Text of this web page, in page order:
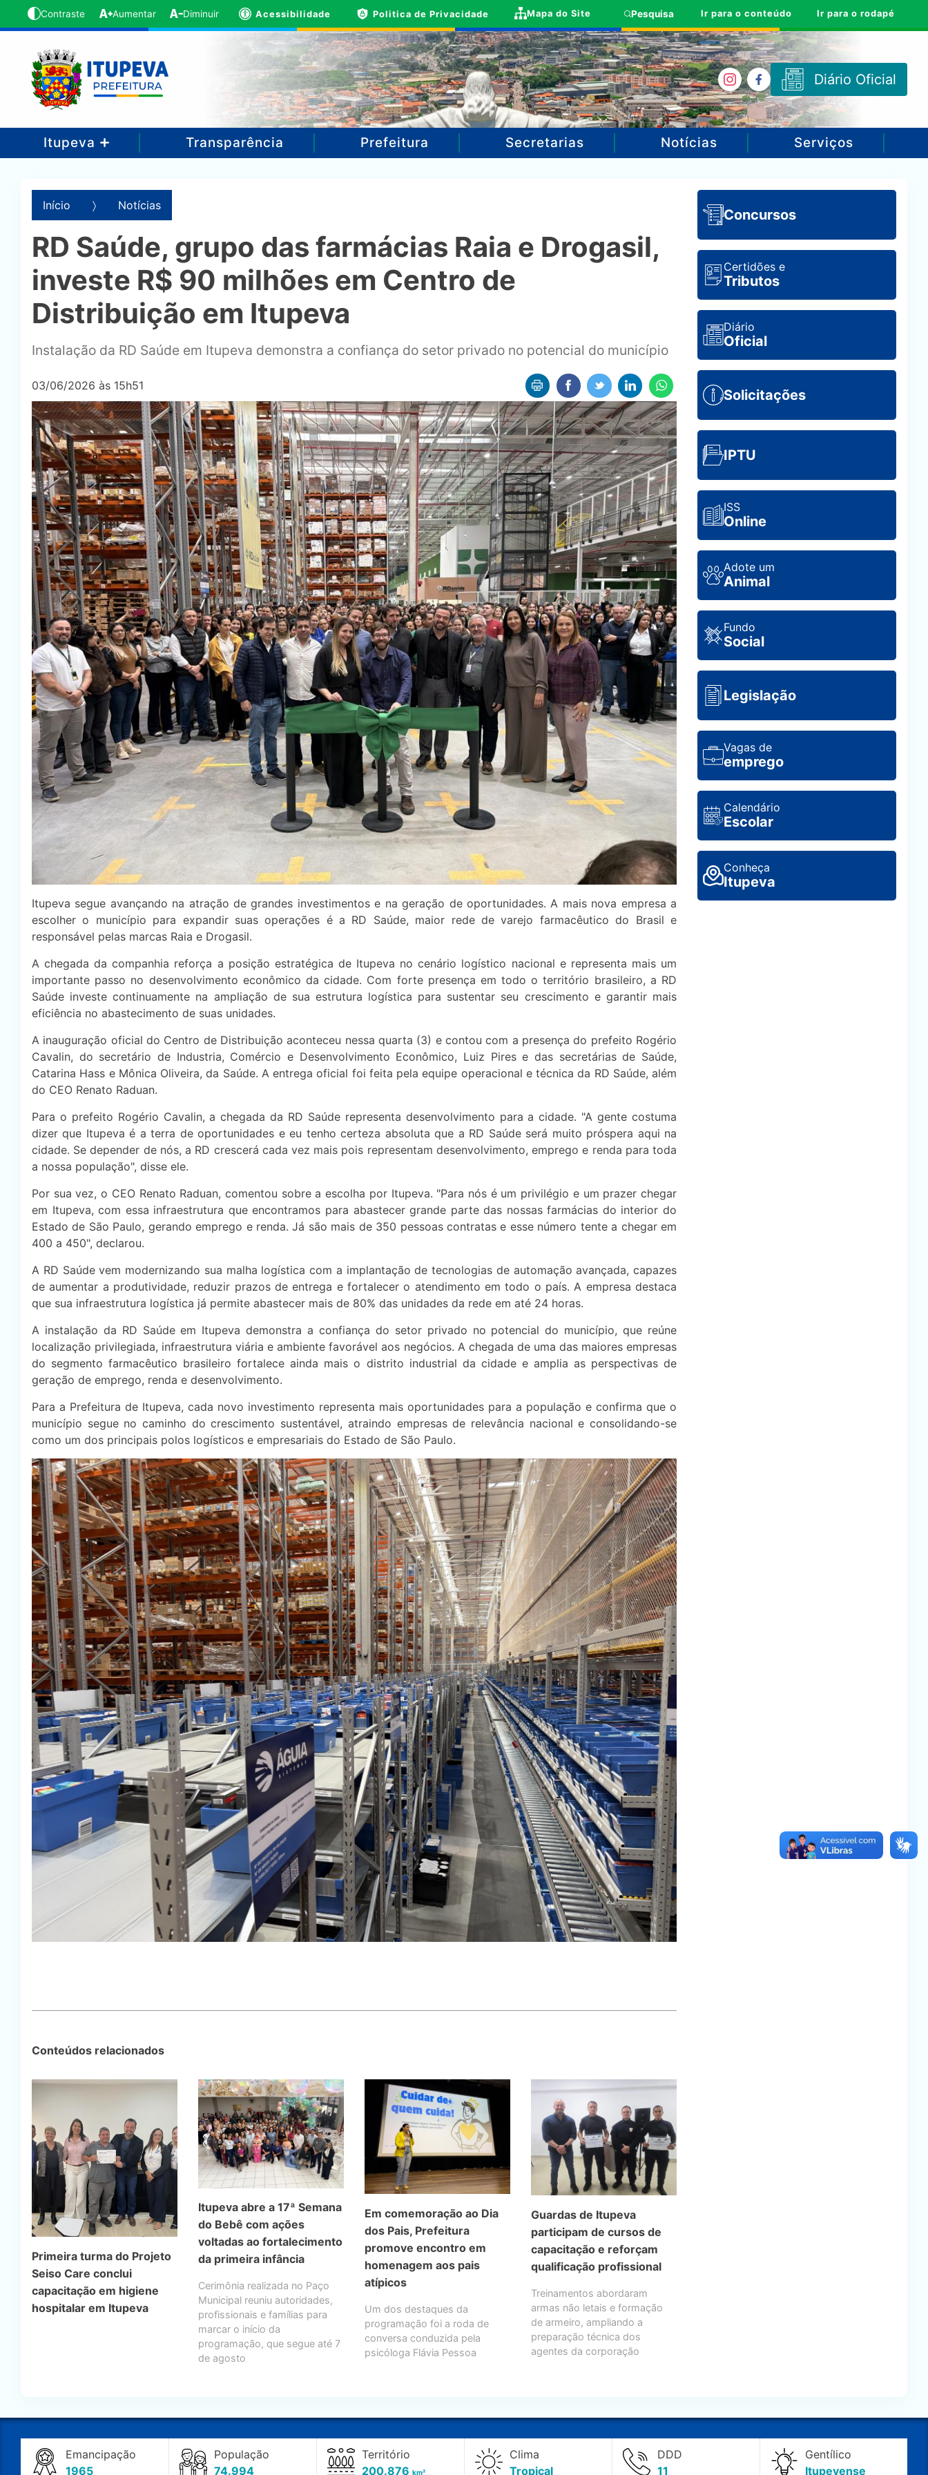
Contraste Aumentar Diminuir Acessibilidade Politica de Privacidade Mapa do Site Pesquisa Ir para o conteúdo Ir para o rodapé
Diário Oficial
Itupeva Transparência Prefeitura Secretarias Notícias Serviços
Início Notícias
RD Saúde, grupo das farmácias Raia e Drogasil,
investe R$ 90 milhões em Centro de
Distribuição em Itupeva
Instalação da RD Saúde em Itupeva demonstra a confiança do setor privado no potencial do município
03/06/2026 às 15h51
Itupeva segue avançando na atração de grandes investimentos e na geração de oportunidades. A mais nova empresa a
escolher o município para expandir suas operações é a RD Saúde, maior rede de varejo farmacêutico do Brasil e
responsável pelas marcas Raia e Drogasil.
A chegada da companhia reforça a posição estratégica de Itupeva no cenário logístico nacional e representa mais um
importante passo no desenvolvimento econômico da cidade. Com forte presença em todo o território brasileiro, a RD
Saúde investe continuamente na ampliação de sua estrutura logística para sustentar seu crescimento e garantir mais
eficiência no abastecimento de suas unidades.
A inauguração oficial do Centro de Distribuição aconteceu nessa quarta (3) e contou com a presença do prefeito Rogério
Cavalin, do secretário de Industria, Comércio e Desenvolvimento Econômico, Luiz Pires e das secretárias de Saúde,
Catarina Hass e Mônica Oliveira, da Saúde. A entrega oficial foi feita pela equipe operacional e técnica da RD Saúde, além
do CEO Renato Raduan.
Para o prefeito Rogério Cavalin, a chegada da RD Saúde representa desenvolvimento para a cidade. "A gente costuma
dizer que Itupeva é a terra de oportunidades e eu tenho certeza absoluta que a RD Saúde será muito próspera aqui na
cidade. Se depender de nós, a RD crescerá cada vez mais pois representam desenvolvimento, emprego e renda para toda
a nossa população", disse ele.
Por sua vez, o CEO Renato Raduan, comentou sobre a escolha por Itupeva. "Para nós é um privilégio e um prazer chegar
em Itupeva, com essa infraestrutura que encontramos para abastecer grande parte das nossas farmácias do interior do
Estado de São Paulo, gerando emprego e renda. Já são mais de 350 pessoas contratas e esse número tente a chegar em
400 a 450", declarou.
A RD Saúde vem modernizando sua malha logística com a implantação de tecnologias de automação avançada, capazes
de aumentar a produtividade, reduzir prazos de entrega e fortalecer o atendimento em todo o país. A empresa destaca
que sua infraestrutura logística já permite abastecer mais de 80% das unidades da rede em até 24 horas.
A instalação da RD Saúde em Itupeva demonstra a confiança do setor privado no potencial do município, que reúne
localização privilegiada, infraestrutura viária e ambiente favorável aos negócios. A chegada de uma das maiores empresas
do segmento farmacêutico brasileiro fortalece ainda mais o distrito industrial da cidade e amplia as perspectivas de
geração de emprego, renda e desenvolvimento.
Para a Prefeitura de Itupeva, cada novo investimento representa mais oportunidades para a população e confirma que o
município segue no caminho do crescimento sustentável, atraindo empresas de relevância nacional e consolidando-se
como um dos principais polos logísticos e empresariais do Estado de São Paulo.
Conteúdos relacionados
Primeira turma do Projeto
Seiso Care conclui
capacitação em higiene
hospitalar em Itupeva
Itupeva abre a 17ª Semana
do Bebê com ações
voltadas ao fortalecimento
da primeira infância
Cerimônia realizada no Paço
Municipal reuniu autoridades,
profissionais e famílias para
marcar o início da
programação, que segue até 7
de agosto
Em comemoração ao Dia
dos Pais, Prefeitura
promove encontro em
homenagem aos pais
atípicos
Um dos destaques da
programação foi a roda de
conversa conduzida pela
psicóloga Flávia Pessoa
Guardas de Itupeva
participam de cursos de
capacitação e reforçam
qualificação profissional
Treinamentos abordaram
armas não letais e formação
de armeiro, ampliando a
preparação técnica dos
agentes da corporação
Concursos
Certidões e
Tributos
Diário
Oficial
Solicitações
IPTU
ISS
Online
Adote um
Animal
Fundo
Social
Legislação
Vagas de
emprego
Calendário
Escolar
Conheça
Itupeva
Emancipação
1965
População
74.994
Território
200.876 km²
Clima
Tropical
DDD
11
Gentílico
Itupevense